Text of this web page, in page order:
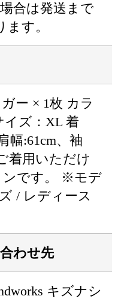
合は発送まで
す。
ー × 1枚 カラ
イズ：XL 着
幅:61cm、袖
着用いただけ
ンです。 ※モデ
/ レディース
わせ先
キズナシ